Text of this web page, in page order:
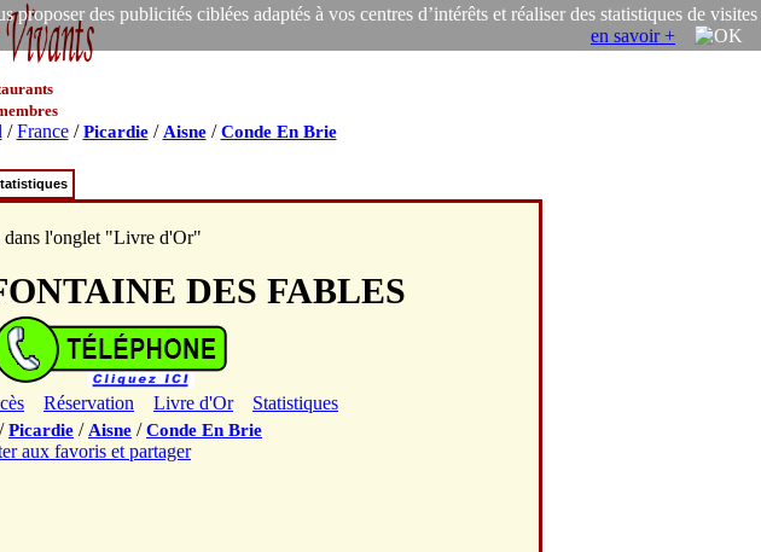
des publicités ciblées adaptés à vos centres d’intérêts et réaliser des statistiques de visites
en savoir +
/France/Picardie/ Aisne/Conde En Brie
dans l'onglet "Livre d'Or"
DES FABLES
Réservation Livre d'Or
Statistiques
/Picardie / Aisne /Conde En Brie